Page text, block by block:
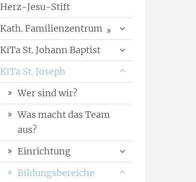
Herz-Jesu-Stift
Kath. Familienzentrum
KiTa St. Johann Baptist
KiTa St. Joseph
Wer sind wir?
Was macht das Team
aus?
Einrichtung
Bildungsbereiche